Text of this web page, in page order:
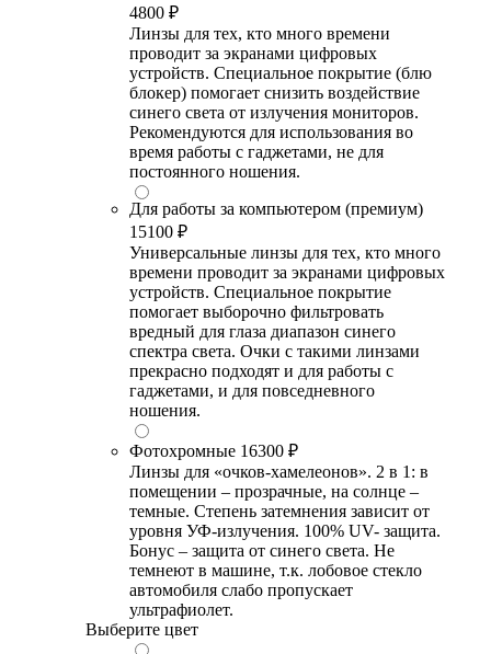
4800 ₽
Линзы для тех, кто много времени
проводит за экранами цифровых
устройств. Специальное покрытие (блю
блокер) помогает снизить воздействие
синего света от излучения мониторов.
Рекомендуются для использования во
время работы с гаджетами, не для
постоянного ношения.
Для работы за компьютером (премиум)
15100 ₽
Универсальные линзы для тех, кто много
времени проводит за экранами цифровых
устройств. Специальное покрытие
помогает выборочно фильтровать
вредный для глаза диапазон синего
спектра света. Очки с такими линзами
прекрасно подходят и для работы с
гаджетами, и для повседневного
ношения.
Фотохромные 16300 ₽
Линзы для «очков-хамелеонов». 2 в 1: в
помещении – прозрачные, на солнце –
темные. Степень затемнения зависит от
уровня УФ-излучения. 100% UV- защита.
Бонус – защита от синего света. Не
темнеют в машине, т.к. лобовое стекло
автомобиля слабо пропускает
ультрафиолет.
Выберите цвет